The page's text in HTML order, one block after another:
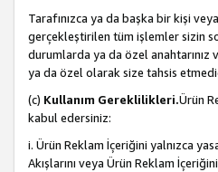
Tarafınızca ya da başka bir kişi
gerçekleştirilen tüm işlemler sizin
durumlarda ya da özel anahtarınız
ya da özel olarak size tahsis
(c) Kullanım Gereklilikleri.Ürün
kabul edersiniz:
i. Ürün Reklam İçeriğini yalnızca
Akışlarını veya Ürün Reklam